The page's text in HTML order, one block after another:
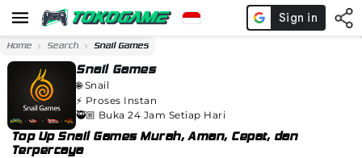
Home Search Snail Games
Snail Games
🌐Snail
⚡️ Proses Instan
🥷🏼 Buka 24 Jam Setiap Hari
Top Up Snail Games Murah, Aman, Cepat, dan
Terpercaya